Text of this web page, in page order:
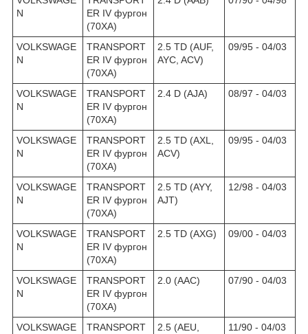
N
ER IV фургон
(70XA)
VOLKSWAGE
N
TRANSPORT
ER IV фургон
(70XA)
2.5 TD (AUF,
AYC, ACV)
09/95 - 04/03
VOLKSWAGE
N
TRANSPORT
ER IV фургон
(70XA)
2.4 D (AJA) 08/97 - 04/03
VOLKSWAGE
N
TRANSPORT
ER IV фургон
(70XA)
2.5 TD (AXL,
ACV)
09/95 - 04/03
VOLKSWAGE
N
TRANSPORT
ER IV фургон
(70XA)
2.5 TD (AYY,
AJT)
12/98 - 04/03
VOLKSWAGE
N
TRANSPORT
ER IV фургон
(70XA)
2.5 TD (AXG) 09/00 - 04/03
VOLKSWAGE
N
TRANSPORT
ER IV фургон
(70XA)
2.0 (AAC) 07/90 - 04/03
VOLKSWAGE
TRANSPORT
2.5 (AEU,
11/90 - 04/03